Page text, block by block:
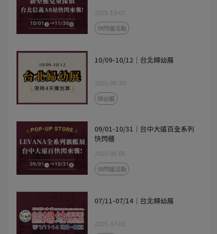
2025-10-07
快閃櫃活動
10/09-10/12｜台北婦幼展
2025-09-30
婦幼展
09/01-10/31｜台中大遠百全系列
快閃櫃
2025-09-05
快閃櫃活動
07/11-07/14｜台北婦幼展
2025-07-01